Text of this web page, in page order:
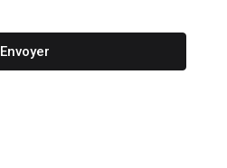
Envoyer